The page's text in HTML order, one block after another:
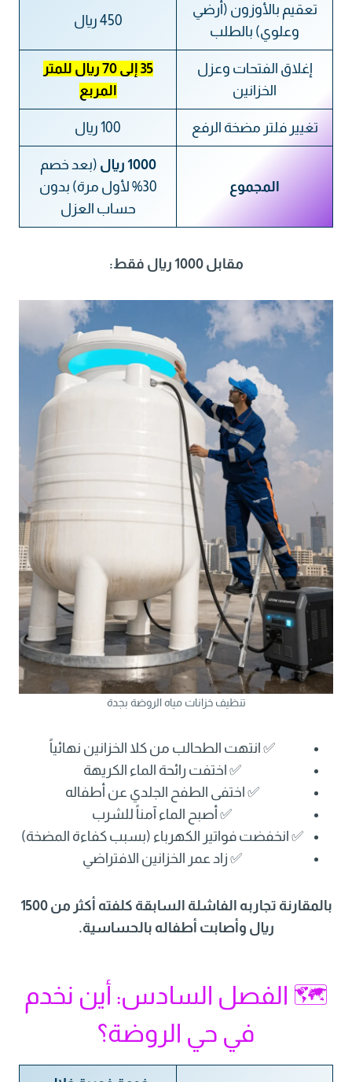
تعقيم بالأوزون (أرضي
وعلوي) بالطلب
450 ريال
إغلاق الفتحات وعزل
الخزانين
35 إلى 70 ريال للمتر
المربع
تغيير فلتر مضخة الرفع 100 ريال
المجموع
1000 ريال
(بعد خصم
30% لأول مرة) بدون
حساب العزل
مقابل 1000 ريال فقط:
تنظيف خزانات مياه الروضة بجدة
✅ انتهت الطحالب من كلا الخزانين نهائياً
✅ اختفت رائحة الماء الكريهة
✅ اختفى الطفح الجلدي عن أطفاله
✅ أصبح الماء آمناً للشرب
✅ انخفضت فواتير الكهرباء (بسبب كفاءة المضخة)
✅ زاد عمر الخزانين الافتراضي
بالمقارنة تجاربه الفاشلة السابقة كلفته أكثر من 1500
ريال وأصابت أطفاله بالحساسية.
🗺️ الفصل السادس: أين نخدم
في حي الروضة؟